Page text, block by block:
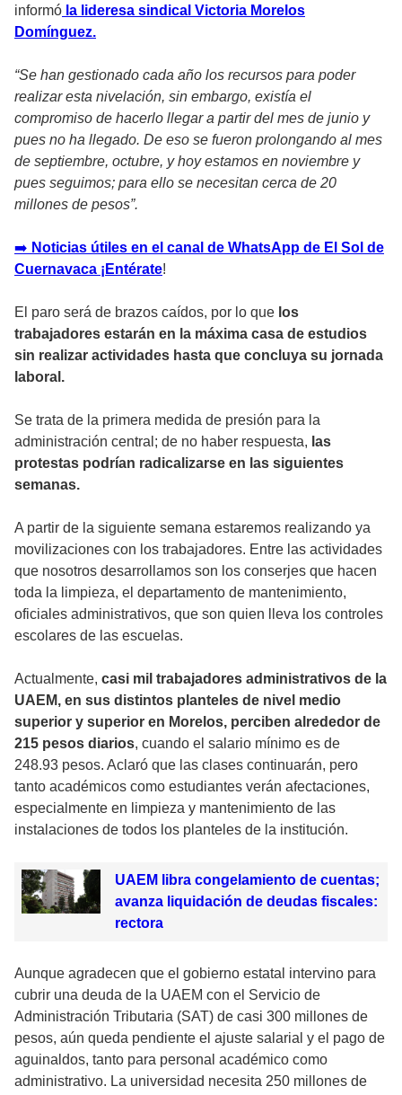
informó la lideresa sindical Victoria Morelos
Domínguez.
“Se han gestionado cada año los recursos para poder
realizar esta nivelación, sin embargo, existía el
compromiso de hacerlo llegar a partir del mes de junio y
pues no ha llegado. De eso se fueron prolongando al mes
de septiembre, octubre, y hoy estamos en noviembre y
pues seguimos; para ello se necesitan cerca de 20
millones de pesos”.
➡ ️ Noticias útiles en el canal de WhatsApp de El Sol de
Cuernavaca ¡Entérate!
El paro será de brazos caídos, por lo que los
trabajadores estarán en la máxima casa de estudios
sin realizar actividades hasta que concluya su jornada
laboral.
Se trata de la primera medida de presión para la
administración central; de no haber respuesta, las
protestas podrían radicalizarse en las siguientes
semanas.
A partir de la siguiente semana estaremos realizando ya
movilizaciones con los trabajadores. Entre las actividades
que nosotros desarrollamos son los conserjes que hacen
toda la limpieza, el departamento de mantenimiento,
oficiales administrativos, que son quien lleva los controles
escolares de las escuelas.
Actualmente, casi mil trabajadores administrativos de la
UAEM, en sus distintos planteles de nivel medio
superior y superior en Morelos, perciben alrededor de
215 pesos diarios, cuando el salario mínimo es de
248.93 pesos. Aclaró que las clases continuarán, pero
tanto académicos como estudiantes verán afectaciones,
especialmente en limpieza y mantenimiento de las
instalaciones de todos los planteles de la institución.
UAEM libra congelamiento de cuentas;
avanza liquidación de deudas fiscales:
rectora
Aunque agradecen que el gobierno estatal intervino para
cubrir una deuda de la UAEM con el Servicio de
Administración Tributaria (SAT) de casi 300 millones de
pesos, aún queda pendiente el ajuste salarial y el pago de
aguinaldos, tanto para personal académico como
administrativo. La universidad necesita 250 millones de